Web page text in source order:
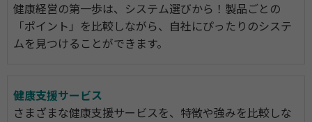
健康経営の第一歩は、システム選びから！製品ごとの
「ポイント」を比較しながら、自社にぴったりのシステ
ムを見つけることができます。
健康支援サービス
さまざまな健康支援サービスを、特徴や強みを比較しな